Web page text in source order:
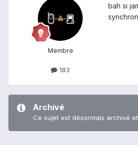
Membre
183
bah si
Archivé
Ce sujet est désormais archivé